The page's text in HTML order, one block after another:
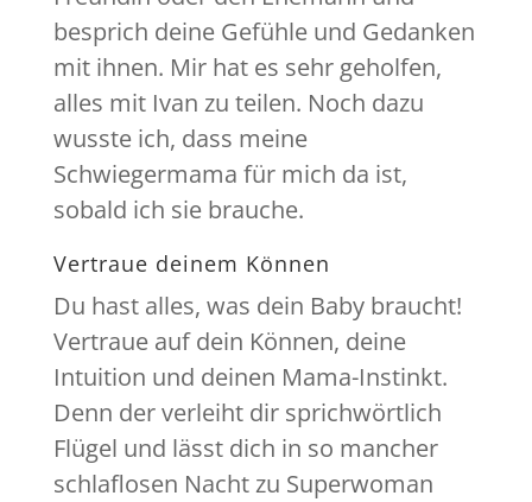
besprich deine Gefühle und Gedanken
mit ihnen. Mir hat es sehr geholfen,
alles mit Ivan zu teilen. Noch dazu
wusste ich, dass meine
Schwiegermama für mich da ist,
sobald ich sie brauche.
Vertraue deinem Können
Du hast alles, was dein Baby braucht!
Vertraue auf dein Können, deine
Intuition und deinen Mama-Instinkt.
Denn der verleiht dir sprichwörtlich
Flügel und lässt dich in so mancher
schlaflosen Nacht zu Superwoman